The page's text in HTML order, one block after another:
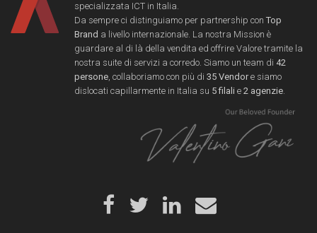
specializzata ICT in Italia.
Da sempre ci distinguiamo per partnership con Top
Brand a livello internazionale. La nostra Mission è
guardare al di là della vendita ed offrire Valore tramite la
nostra suite di servizi a corredo. Siamo un team di 42
persone, collaboriamo con più di 35 Vendore siamo
dislocati capillarmente in Italia su 5 filali e 2 agenzie.